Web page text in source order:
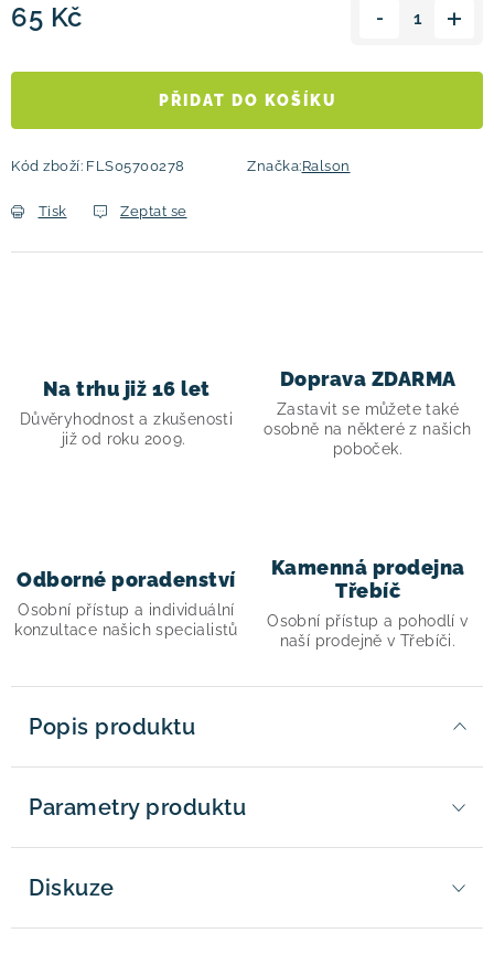
65 Kč
PŘIDAT DO KOŠÍKU
Kód zboží: FLS05700278 Značka:Ralson
Tisk Zeptat se
Na trhu již 16 let
Důvěryhodnost a zkušenosti
již od roku 2009.
Doprava ZDARMA
Zastavit se můžete také
osobně na některé z našich
poboček.
Odborné poradenství
Osobní přístup a individuální
konzultace našich specialistů
Kamenná prodejna
Třebíč
Osobní přístup a pohodlí v
naší prodejně v Třebíči.
Popis produktu
Parametry produktu
Diskuze